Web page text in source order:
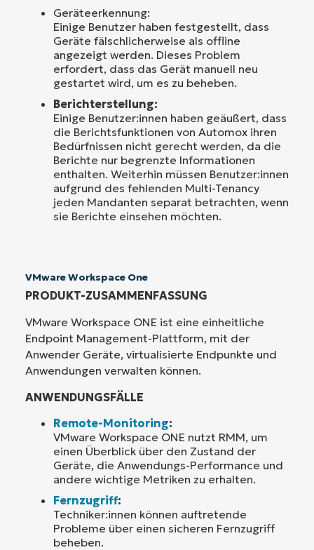
Geräteerkennung:
Einige Benutzer haben festgestellt, dass
Geräte fälschlicherweise als offline
angezeigt werden. Dieses Problem
erfordert, dass das Gerät manuell neu
gestartet wird, um es zu beheben.
Berichterstellung:
Einige Benutzer:innen haben geäußert, dass
die Berichtsfunktionen von Automox ihren
Bedürfnissen nicht gerecht werden, da die
Berichte nur begrenzte Informationen
enthalten. Weiterhin müssen Benutzer:innen
aufgrund des fehlenden Multi-Tenancy
jeden Mandanten separat betrachten, wenn
sie Berichte einsehen möchten.
VMware Workspace One
PRODUKT-ZUSAMMENFASSUNG
VMware Workspace ONE ist eine einheitliche
Endpoint Management-Plattform, mit der
Anwender Geräte, virtualisierte Endpunkte und
Anwendungen verwalten können.
ANWENDUNGSFÄLLE
Remote-Monitoring:
VMware Workspace ONE nutzt RMM, um
einen Überblick über den Zustand der
Geräte, die Anwendungs-Performance und
andere wichtige Metriken zu erhalten.
Fernzugriff:
Techniker:innen können auftretende
Probleme über einen sicheren Fernzugriff
beheben.